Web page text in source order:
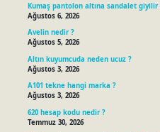
Kumaş pantolon altına sandalet giyilir
Ağustos 6, 2026
Avelin nedir ?
Ağustos 5, 2026
Altın kuyumcuda neden ucuz ?
Ağustos 3, 2026
A101 tekne hangi marka ?
Ağustos 3, 2026
620 hesap kodu nedir ?
Temmuz 30, 2026